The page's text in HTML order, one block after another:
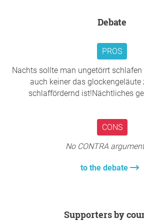
Debate
PROS
Nachts sollte man ungetörrt
auch keiner das
schlaffördernd ist!Nächtliches
CONS
No CONTRA
to the debate
Supporters by